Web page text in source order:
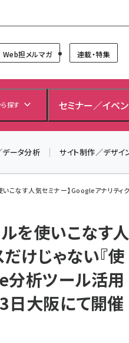
Web担メルマガ 連載・特集
探す セミナー／イベ
データ分析 サイト制作／デザイ
こなす人気セミナー】Googleアナリティ
を使いこなす人
けじゃない『使
分析ツール活用
日大阪にて開催
し込み受付中！ ／
から▼